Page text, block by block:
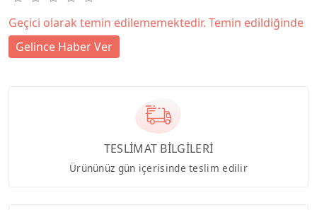
Geçici olarak temin edilememektedir. Temin edildiğinde
Gelince Haber Ver
TESLİMAT BİLGİLERİ
Ürününüz gün içerisinde teslim edilir